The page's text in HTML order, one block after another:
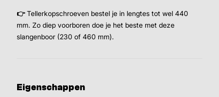
👉Tellerkopschroeven bestel je in lengtes tot wel 440
mm. Zo diep voorboren doe je het beste met deze
slangenboor (230 of 460 mm).
Eigenschappen